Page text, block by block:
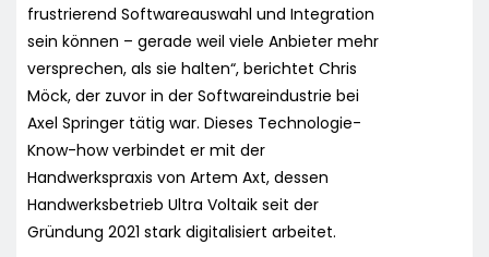
frustrierend Softwareauswahl und Integration
sein können – gerade weil viele Anbieter mehr
versprechen, als sie halten“, berichtet Chris
Möck, der zuvor in der Softwareindustrie bei
Axel Springer tätig war. Dieses Technologie-
Know-how verbindet er mit der
Handwerkspraxis von Artem Axt, dessen
Handwerksbetrieb Ultra Voltaik seit der
Gründung 2021 stark digitalisiert arbeitet.